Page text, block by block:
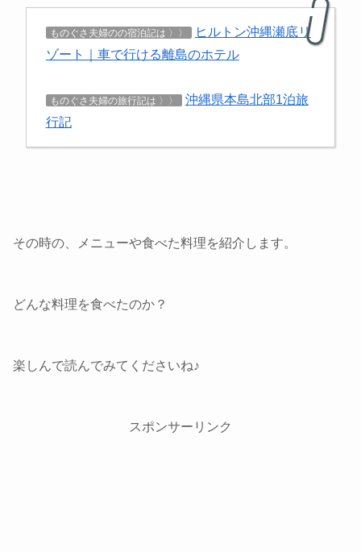
ものぐさ夫婦のの宿泊記は 〉〉
ヒルトン沖縄瀬底リ
ゾート｜車で行ける離島のホテル
ものぐさ夫婦の旅行記は 〉〉
沖縄県本島北部1泊旅
行記
その時の、メニューや食べた料理を紹介します。
どんな料理を食べたのか？
楽しんで読んでみてくださいね♪
スポンサーリンク